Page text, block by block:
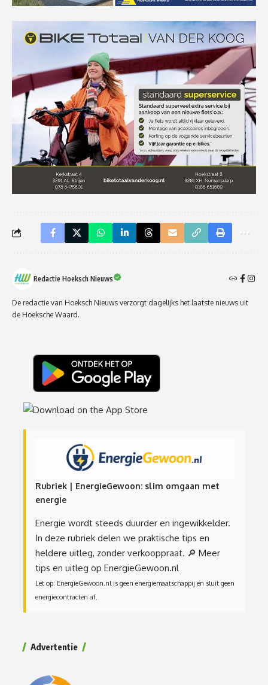
Redactie Hoeksch Nieuws
De redactie van Hoeksch Nieuws verzorgt dagelijks het laatste nieuws uit
de Hoeksche Waard.
Rubriek | EnergieGewoon: slim omgaan met
energie
Energie wordt steeds duurder en ingewikkelder.
In deze rubriek delen we praktische tips en
heldere uitleg, zonder verkooppraat. 🔎 Meer
tips en uitleg op EnergieGewoon.nl
Let op: EnergieGewoon.nl is geen energiemaatschappij en sluit geen
energiecontracten af.
Advertentie